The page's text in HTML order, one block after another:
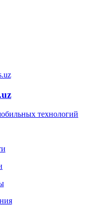
технологий